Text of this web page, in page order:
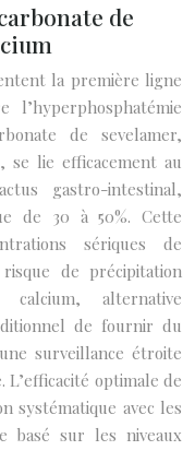
de
la première ligne
l’hyperphosphatémie
de sevelamer,
se lie efficacement au
gastro-intestinal,
de 30 à 50%. Cette
sériques de
de précipitation
calcium, alternative
de fournir du
surveillance étroite
optimale de
systématique avec les
basé sur les niveaux